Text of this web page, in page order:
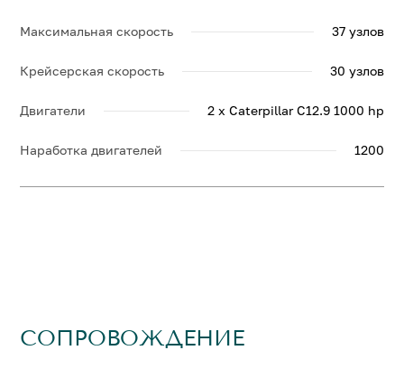
Максимальная скорость 37 узлов
Крейсерская скорость 30 узлов
Двигатели 2 x Caterpillar C12.9 1000 hp
Наработка двигателей 1200
СОПРОВОЖДЕНИЕ